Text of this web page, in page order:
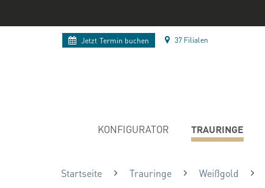
Jetzt Termin buchen 37 Filialen
KONFIGURATOR TRAURINGE
Startseite Trauringe Weißgold